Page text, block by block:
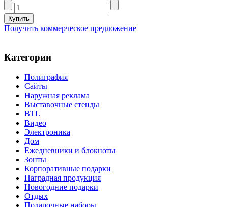
Получить коммерческое предложение
Категории
Полиграфия
Сайты
Наружная реклама
Выставочные стенды
BTL
Видео
Электроника
Дом
Ежедневники и блокноты
Зонты
Корпоративные подарки
Наградная продукция
Новогодние подарки
Отдых
Подарочные наборы